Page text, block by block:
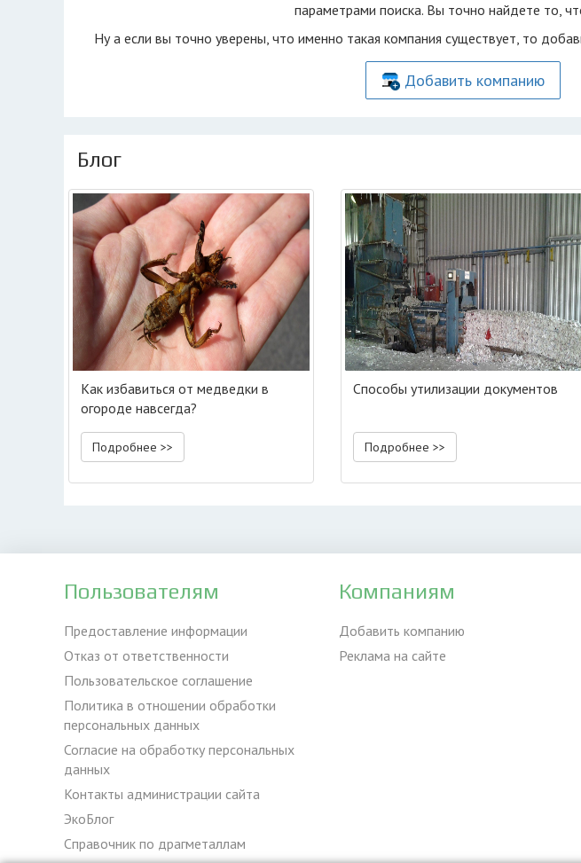
параметрами поиска. Вы точно найдете то,
Ну а если вы точно уверены, что именно такая компания существует, то
Добавить компанию
Блог
Как избавиться от медведки в
огороде навсегда?
Подробнее >>
Способы утилизации документов
Подробнее >>
Пользователям
Предоставление информации
Отказ от ответственности
Пользовательское соглашение
Политика в отношении обработки
персональных данных
Согласие на обработку персональных
данных
Контакты администрации сайта
ЭкоБлог
Справочник по драгметаллам
Компаниям
Добавить компанию
Реклама на сайте